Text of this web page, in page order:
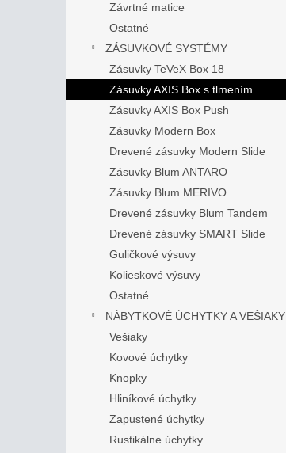
Závrtné matice
Ostatné
ZÁSUVKOVÉ SYSTÉMY
Zásuvky TeVeX Box 18
Zásuvky AXIS Box s tlmením
Zásuvky AXIS Box Push
Zásuvky Modern Box
Drevené zásuvky Modern Slide
Zásuvky Blum ANTARO
Zásuvky Blum MERIVO
Drevené zásuvky Blum Tandem
Drevené zásuvky SMART Slide
Guličkové výsuvy
Kolieskové výsuvy
Ostatné
NÁBYTKOVÉ ÚCHYTKY A VEŠIAKY
Vešiaky
Kovové úchytky
Knopky
Hliníkové úchytky
Zapustené úchytky
Rustikálne úchytky